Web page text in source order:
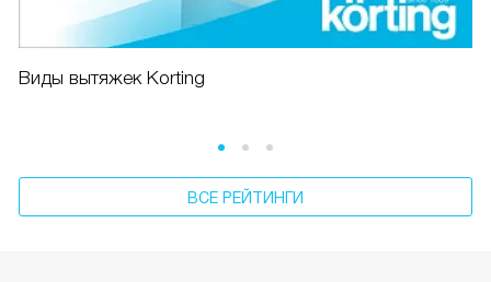
Виды вытяжек Korting
ВСЕ РЕЙТИНГИ